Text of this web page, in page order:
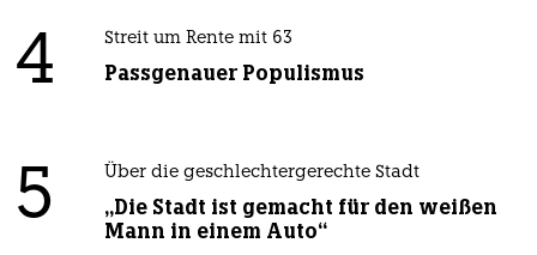
4 Streit um Rente mit 63
Passgenauer Populismus
5 Über die geschlechtergerechte Stadt
„Die Stadt ist gemacht für den weißen
Mann in einem Auto“